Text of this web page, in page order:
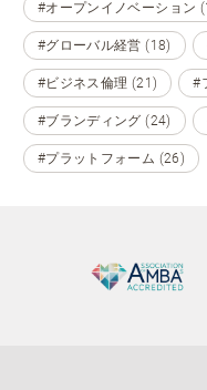
#オープンイノベーション
#グローバル経営 (18)
#ビジネス倫理 (21) #
#ブランディング (24)
#プラットフォーム (26)